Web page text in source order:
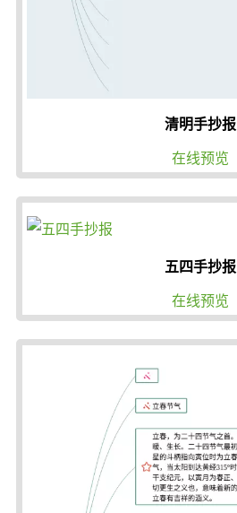
清明手抄报
在线预览
五四手抄报
在线预览